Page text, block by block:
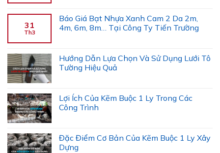
31
Th3
Báo Giá Bạt Nhựa Xanh Cam 2 Da 2m,
4m, 6m, 8m… Tại Công Ty Tiến Trường
Hướng Dẫn Lựa Chọn Và Sử Dụng Lưới Tô
Tường Hiệu Quả
Lợi Ích Của Kẽm Buộc 1 Ly Trong Các
Công Trình
Đặc Điểm Cơ Bản Của Kẽm Buộc 1 Ly Xây
Dựng